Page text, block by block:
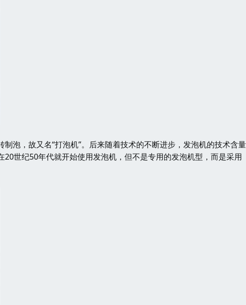
，故又名“打泡机”。后来随着技术的不断进步，发泡机的技术含
世纪50年代就开始使用发泡机，但不是专用的发泡机型，而是采用